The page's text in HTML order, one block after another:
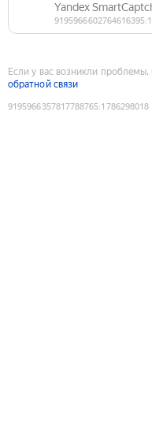
Если у вас возникли
обратной связи
9195966357817788765:1786298018